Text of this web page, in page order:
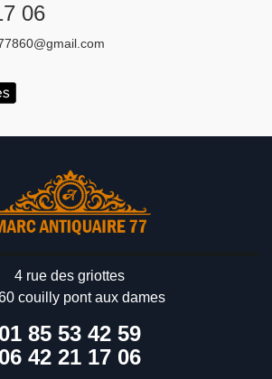
06
4 rue des griottes
couilly pont aux dames
01 85 53 42 59
06 42 21 17 06